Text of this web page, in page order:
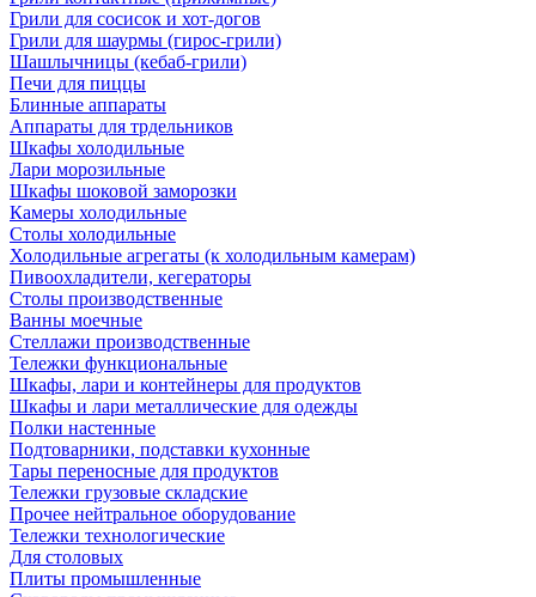
Грили для сосисок и хот-догов
Грили для шаурмы (гирос-грили)
Шашлычницы (кебаб-грили)
Печи для пиццы
Блинные аппараты
Аппараты для трдельников
Шкафы холодильные
Лари морозильные
Шкафы шоковой заморозки
Камеры холодильные
Столы холодильные
Холодильные агрегаты (к холодильным камерам)
Пивоохладители, кегераторы
Столы производственные
Ванны моечные
Стеллажи производственные
Тележки функциональные
Шкафы, лари и контейнеры для продуктов
Шкафы и лари металлические для одежды
Полки настенные
Подтоварники, подставки кухонные
Тары переносные для продуктов
Тележки грузовые складские
Прочее нейтральное оборудование
Тележки технологические
Для столовых
Плиты промышленные